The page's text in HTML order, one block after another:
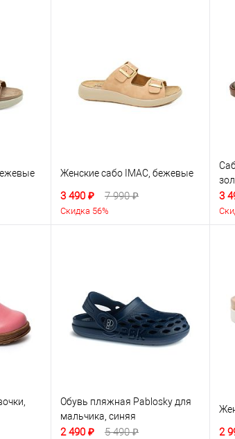
Женские сабо IMAC, бежевые
3 490 ₽ 7 990 ₽
Скидка 56%
3
Обувь пляжная Pablosky для
мальчика, синяя
2 490 ₽ 5 490 ₽ 2